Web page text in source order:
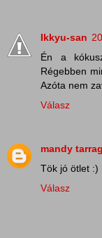
Ikkyu-san
Én a
Régebben
Azóta nem
Válasz
mandy
Tök jó ötlet :)
Válasz